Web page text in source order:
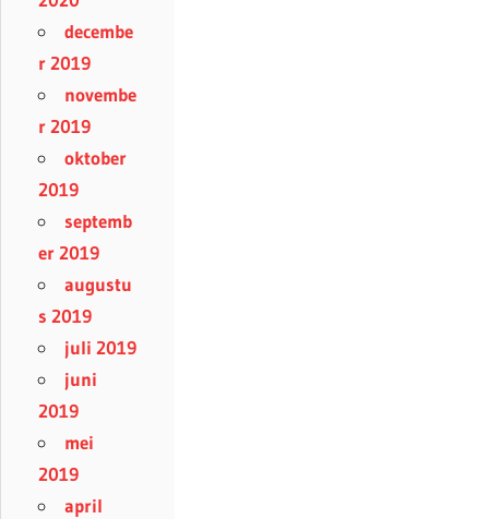
decembe
r 2019
novembe
r 2019
oktober
2019
septemb
er 2019
augustu
s 2019
juli 2019
juni
2019
mei
2019
april